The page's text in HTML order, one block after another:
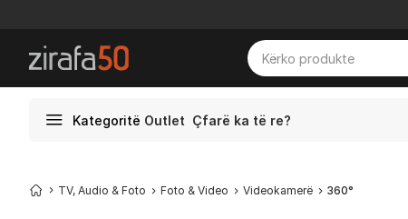
Kategoritë Outlet Çfarë ka të re?
TV, Audio & Foto Foto & Video Videokamerë 360°